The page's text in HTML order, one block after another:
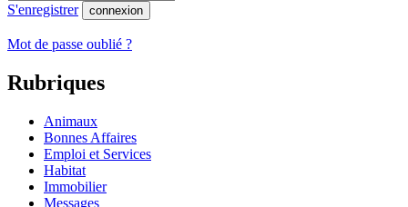
S'enregistrer connexion
Mot de passe oublié ?
Rubriques
Animaux
Bonnes Affaires
Emploi et Services
Habitat
Immobilier
Messages